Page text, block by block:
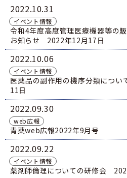
青森県吸入療法研究会
2022 10.31
イベント情報
令和4年度高度管理医療機器等の
お知らせ 2022年12月17日
2022 10.06
イベント情報
医薬品の副作用の機序分類につ
11日
2022 09.30
web広報
青薬web広報2022年9月号
2022 09.22
イベント情報
薬剤師倫理についての研修会